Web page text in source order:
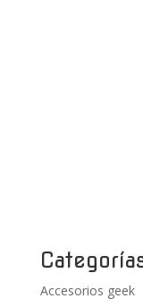
Accesorios geek